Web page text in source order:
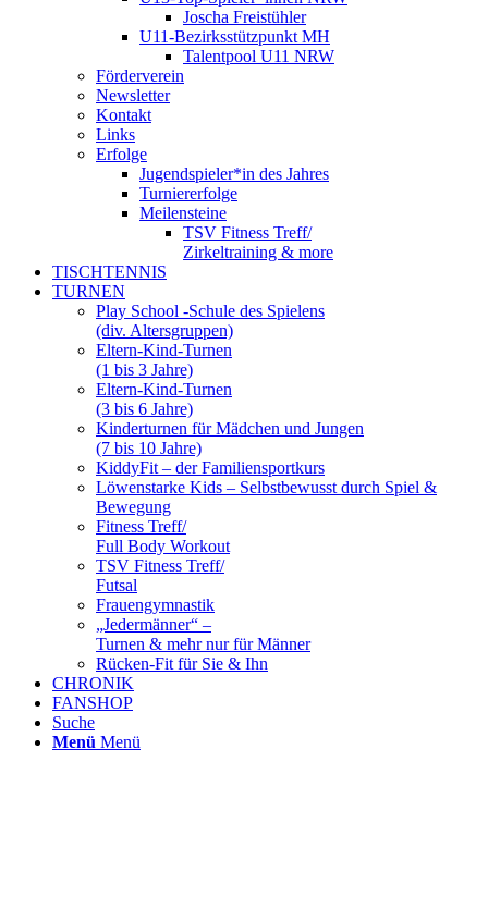
Joscha Freistühler
U11-Bezirksstützpunkt MH
Talentpool U11 NRW
Förderverein
Newsletter
Kontakt
Links
Erfolge
Jugendspieler*in des Jahres
Turniererfolge
Meilensteine
TSV Fitness Treff/
Zirkeltraining & more
TISCHTENNIS
TURNEN
Play School -Schule des Spielens
(div. Altersgruppen)
Eltern-Kind-Turnen
(1 bis 3 Jahre)
Eltern-Kind-Turnen
(3 bis 6 Jahre)
Kinderturnen für Mädchen und Jungen
(7 bis 10 Jahre)
KiddyFit – der Familiensportkurs
Löwenstarke Kids – Selbstbewusst durch Spiel &
Bewegung
Fitness Treff/
Full Body Workout
TSV Fitness Treff/
Futsal
Frauengymnastik
„Jedermänner“ –
Turnen & mehr nur für Männer
Rücken-Fit für Sie & Ihn
CHRONIK
FANSHOP
Suche
Menü Menü